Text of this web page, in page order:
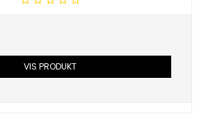
VIS PRODUKT